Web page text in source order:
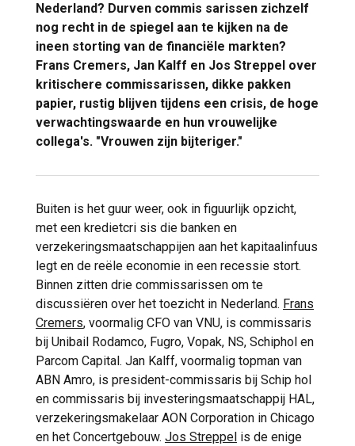
Nederland? Durven commis sarissen zichzelf
nog recht in de spiegel aan te kijken na de
ineen storting van de financiële markten?
Frans Cremers, Jan Kalff en Jos Streppel over
kritischere commissarissen, dikke pakken
papier, rustig blijven tijdens een crisis, de hoge
verwachtingswaarde en hun vrouwelijke
collega's. "Vrouwen zijn bijteriger."
Buiten is het guur weer, ook in figuurlijk opzicht,
met een kredietcri sis die banken en
verzekeringsmaatschappijen aan het kapitaalinfuus
legt en de reële economie in een recessie stort.
Binnen zitten drie commissarissen om te
discussiëren over het toezicht in Nederland. Frans
Cremers, voormalig CFO van VNU, is commissaris
bij Unibail Rodamco, Fugro, Vopak, NS, Schiphol en
Parcom Capital. Jan Kalff, voormalig topman van
ABN Amro, is president-commissaris bij Schip hol
en commissaris bij investeringsmaatschappij HAL,
verzekeringsmakelaar AON Corporation in Chicago
en het Concertgebouw. Jos Streppel is de enige